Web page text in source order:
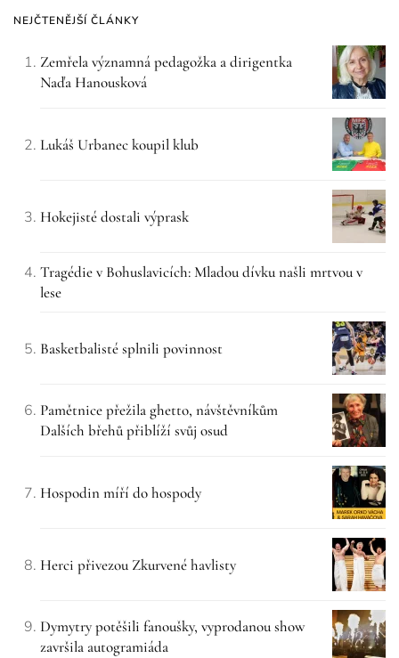
NEJČTENĚJŠÍ ČLÁNKY
Zemřela významná pedagožka a dirigentka
Naďa Hanousková
Lukáš Urbanec koupil klub
Hokejisté dostali výprask
Tragédie v Bohuslavicích: Mladou dívku našli mrtvou v
lese
Basketbalisté splnili povinnost
Pamětnice přežila ghetto, návštěvníkům
Dalších břehů přiblíží svůj osud
Hospodin míří do hospody
Herci přivezou Zkurvené havlisty
Dymytry potěšili fanoušky, vyprodanou show
završila autogramiáda